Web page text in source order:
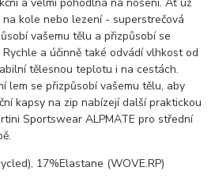
a velmi pohodlná na nošení. Ať už
kole nebo lezení - superstrečová
vašemu tělu a přizpůsobí se
a účinně také odvádí vlhkost od
tělesnou teplotu i na cestách.
lem se přizpůsobí vašemu tělu, aby
kapsy na zip nabízejí další praktickou
Sportswear ALPMATE pro střední
17%Elastane (WOVE.RP)